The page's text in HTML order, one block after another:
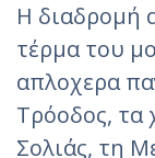
Η διαδρομή
τέρμα του
απλοχερα
Τρόοδος, τα
Σολιάς, τη